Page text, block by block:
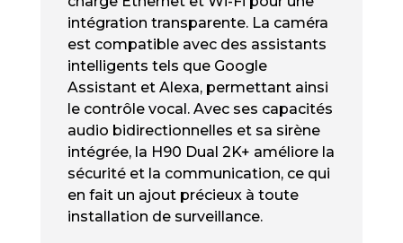
intégration transparente. La caméra
est compatible avec des assistants
intelligents tels que Google
Assistant et Alexa, permettant ainsi
le contrôle vocal. Avec ses capacités
audio bidirectionnelles et sa sirène
intégrée, la H90 Dual 2K+ améliore la
sécurité et la communication, ce qui
en fait un ajout précieux à toute
installation de surveillance.